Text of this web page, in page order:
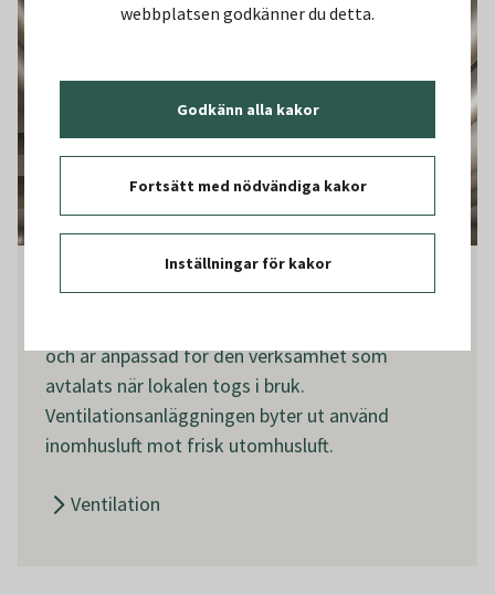
webbplatsen godkänner du detta.
Godkänn alla kakor
Fortsätt med nödvändiga kakor
Inställningar för kakor
Ventilation
och är anpassad för den verksamhet som
avtalats när lokalen togs i bruk.
Ventilationsanläggningen byter ut använd
inomhusluft mot frisk utomhusluft.
Ventilation